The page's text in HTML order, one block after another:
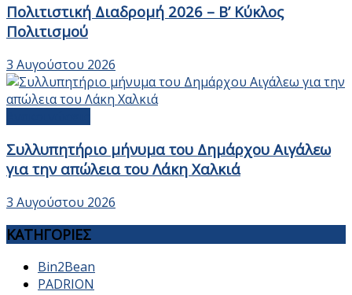
Πολιτιστική Διαδρομή 2026 – Β’ Κύκλος
Πολιτισμού
3 Αυγούστου 2026
Συλλυπητήριο μήνυμα του Δημάρχου Αιγάλεω
για την απώλεια του Λάκη Χαλκιά
3 Αυγούστου 2026
ΚΑΤΗΓΟΡΙΕΣ
Bin2Bean
PADRION